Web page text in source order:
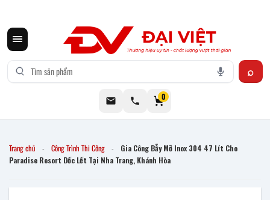
0
Trang chủ - Công Trình Thi Công -
Gia Công Bẫy Mỡ Inox 304 47 Lít Cho
Paradise Resort Dốc Lết Tại Nha Trang, Khánh Hòa